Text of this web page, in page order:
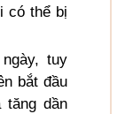
có thể bị
tuy
bắt đầu
dần